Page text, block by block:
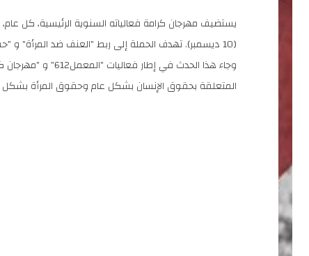
(10 ديسمبر). تهدف الحملة إلى ربط "العنف ضد المرأة"
وجاء هذا الحدث في
المتعلقة بحقوق الإنسان بشكل عام وحقوق المرأة